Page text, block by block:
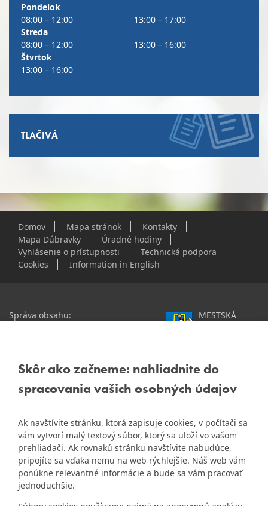
Skôr ako začneme: nahliadnite do
spracovania vašich osobných údajov
Ak navštívite stránku, ktorá zapisuje cookies, v počítači sa
vám vytvorí malý textový súbor, ktorý sa uloží vo vašom
prehliadači. Ak rovnakú stránku navštívite nabudúce,
pripojíte sa vďaka nemu na web rýchlejšie. Náš web vám
ponúkne relevantné informácie a bude sa vám pracovať
jednoduchšie.
Pondelok
08:00 – 12:00
13:00 – 17:00
Streda
08:00 – 12:00
13:00 – 16:00
Štvrtok
13:00 – 16:00
TLAČIVÁ
Domov Mapa stránok
Kontakty
Mapa Dúbravky
Úradné hodiny
Vyhlásenie o prístupnosti
Technická podpora
Cookies
Information in English
Správa obsahu:
Staršie informácie a dokumenty
starej stránke Dúbravky
Naša mestská časť získala 3.
miesto v súťažiZlatyErb.sk
o
najlepšiu internetovú stránku
samospráv za rok 2020
MESTSKÁ
Žatevná 2, 844 02
IČO: 00603406
DIČ: 2020919120
IČ DPH: Nie sme platca
DPH
Bankové spojenie: